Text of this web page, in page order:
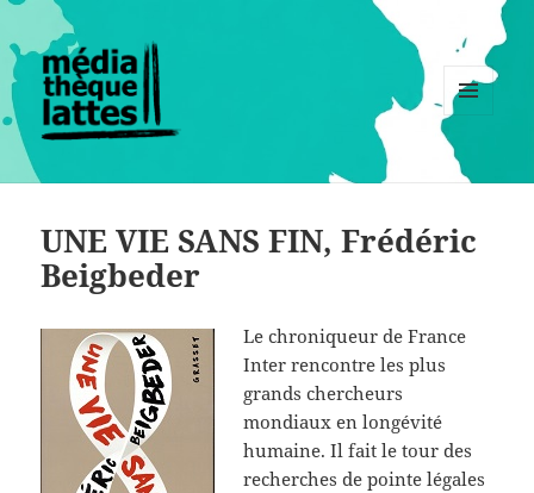
MENU
WIDGETS
UNE VIE SANS FIN, Frédéric
Beigbeder
Le chroniqueur de France
Inter rencontre les plus
grands chercheurs
mondiaux en longévité
humaine. Il fait le tour des
recherches de pointe légales